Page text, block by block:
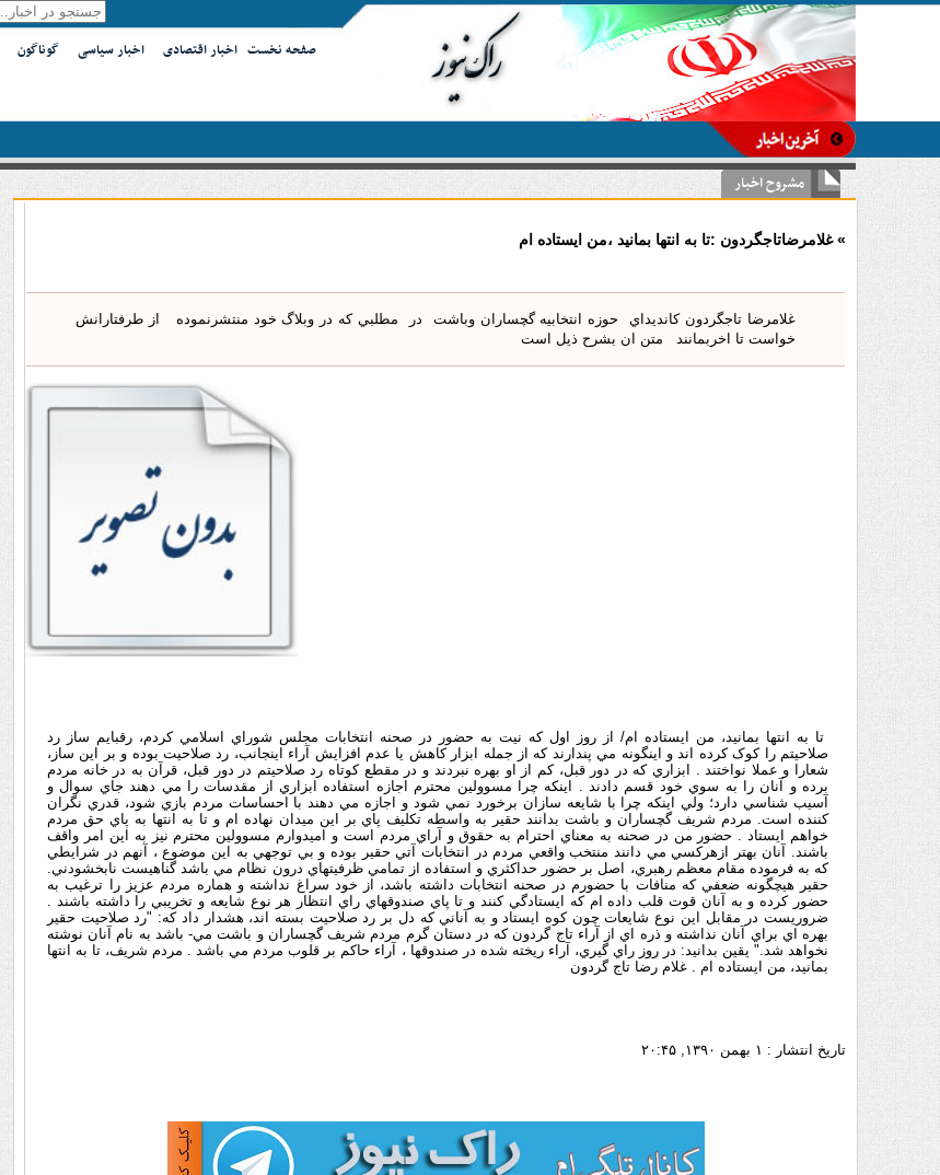
صفحه نخست اخبار اقتصادی اخبار سیاسی گوناگون
مشروح اخبار
» غلامرضاتاجگردون :تا به انتها بمانيد ،من ايستاده ام
غلامرضا تاجگردون كانديداي حوزه انتخابيه گچساران وباشت در مطلبي كه در وبلاگ خود منتشرنموده از طرفتارانش
خواست تا اخربمانند متن ان بشرح ذيل است
تا به انتها بمانيد، من ايستاده ام/ از روز اول که نيت به حضور در صحنه انتخابات مجلس شوراي اسلامي کردم، رقبايم ساز رد
صلاحيتم را کوک کرده اند و اينگونه مي پندارند که از جمله ابزار کاهش يا عدم افزايش آراء اينجانب، رد صلاحيت بوده و بر اين ساز،
شعارا و عملا نواختند . ابزاري که در دور قبل، کم از او بهره نبردند و در مقطع کوتاه رد صلاحيتم در دور قبل، قرآن به در خانه مردم
برده و آنان را به سوي خود قسم دادند . اينکه چرا مسوولين محترم اجازه استفاده ابزاري از مقدسات را مي دهند جاي سوال و
آسيب شناسي دارد؛ ولي اينکه چرا با شايعه سازان برخورد نمي شود و اجازه مي دهند با احساسات مردم بازي شود، قدري نگران
کننده است. مردم شريف گچساران و باشت بدانند حقير به واسطه تکليف پاي بر اين ميدان نهاده ام و تا به انتها به پاي حق مردم
خواهم ايستاد . حضور من در صحنه به معناي احترام به حقوق و آراي مردم است و اميدوارم مسوولين محترم نيز به اين امر واقف
باشند. آنان بهتر ازهرکسي مي دانند منتخب واقعي مردم در انتخابات آتي حقير بوده و بي توجهي به اين موضوع ، آنهم در شرايطي
که به فرموده مقام معظم رهبري، اصل بر حضور حداکثري و استفاده از تمامي ظرفيتهاي درون نظام مي باشد گناهيست نابخشودني.
حقير هيچگونه ضعفي که منافات با حضورم در صحنه انتخابات داشته باشد، از خود سراغ نداشته و هماره مردم عزيز را ترغيب به
حضور کرده و به آنان قوت قلب داده ام که ايستادگي کنند و تا پاي صندوقهاي راي انتظار هر نوع شايعه و تخريبي را داشته باشند .
ضروريست در مقابل اين نوع شايعات چون کوه ايستاد و به آناني که دل بر رد صلاحيت بسته اند، هشدار داد که: "رد صلاحيت حقير
بهره اي براي آنان نداشته و ذره اي از آراء تاج گردون که در دستان گرم مردم شريف گچساران و باشت مي- باشد به نام آنان نوشته
نخواهد شد." يقين بدانيد: در روز راي گيري، آراء ريخته شده در صندوقها ، آراء حاکم بر قلوب مردم مي باشد . مردم شريف، تا به انتها
بمانيد، من ايستاده ام . غلام رضا تاج گردون
تاریخ انتشار : ۱ بهمن ۱۳۹۰, ۲۰:۴۵